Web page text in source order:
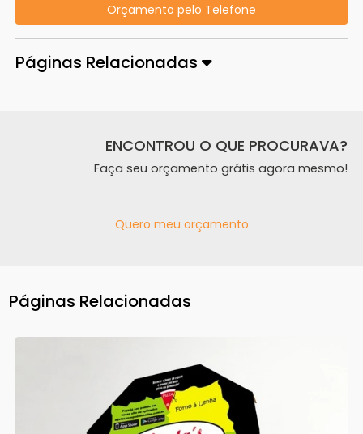
Orçamento pelo Telefone
Páginas Relacionadas
ENCONTROU O QUE PROCURAVA?
Faça seu orçamento grátis agora mesmo!
Quero meu orçamento
Páginas Relacionadas